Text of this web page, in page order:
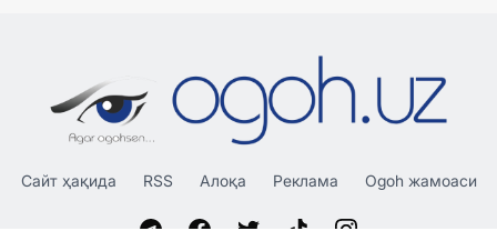
Сайт ҳақида RSS Алоқа Реклама Ogoh жамоаси